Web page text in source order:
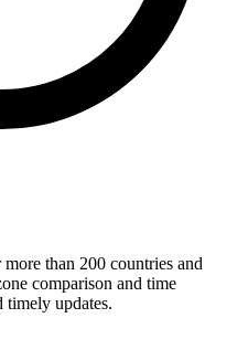
than 200 countries and
comparison and time
timely updates.